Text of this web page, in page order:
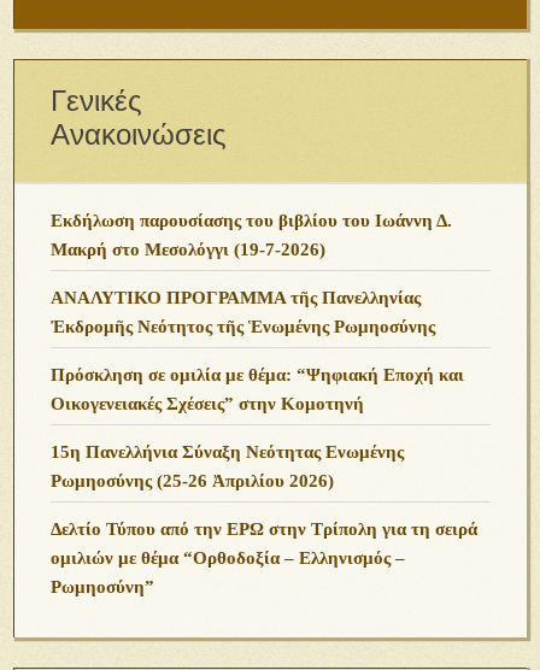
Γενικές
Ανακοινώσεις
Εκδήλωση παρουσίασης του βιβλίου του Ιωάννη Δ.
Μακρή στο Μεσολόγγι (19-7-2026)
ΑΝΑΛΥΤΙΚΟ ΠΡΟΓΡΑΜΜΑ τῆς Πανελληνίας
Ἐκδρομῆς Νεότητος τῆς Ἑνωμένης Ρωμηοσύνης
Πρόσκληση σε ομιλία με θέμα: “Ψηφιακή Εποχή και
Οικογενειακές Σχέσεις” στην Κομοτηνή
15η Πανελλήνια Σύναξη Νεότητας Ενωμένης
Ρωμηοσύνης (25-26 Ἀπριλίου 2026)
Δελτίο Τύπου από την ΕΡΩ στην Τρίπολη για τη σειρά
ομιλιών με θέμα “Ορθοδοξία – Ελληνισμός –
Ρωμηοσύνη”